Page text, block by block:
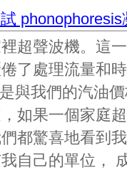
超聲波機。這
了處理流量和
與我們的汽油
如果一個家庭
都驚喜地看到
自己的單位，